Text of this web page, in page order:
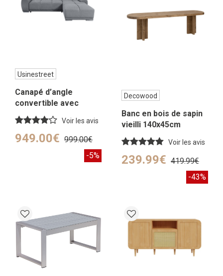
Usinestreet
Canapé d’angle
convertible avec
coffre en tissu – Gris
– Angle DroitVoir les avis
949.00€ 999.00€
-5%
Decowood
Banc en bois de sapin
vieilli 140x45cm
Voir les avis
239.99€ 419.99€
-43%